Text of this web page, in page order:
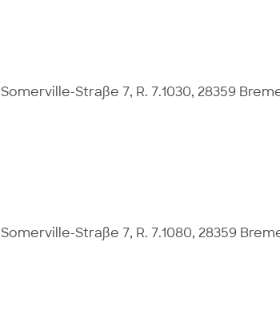
Straße 7, R. 7.1030, 28359
Straße 7, R. 7.1080, 28359